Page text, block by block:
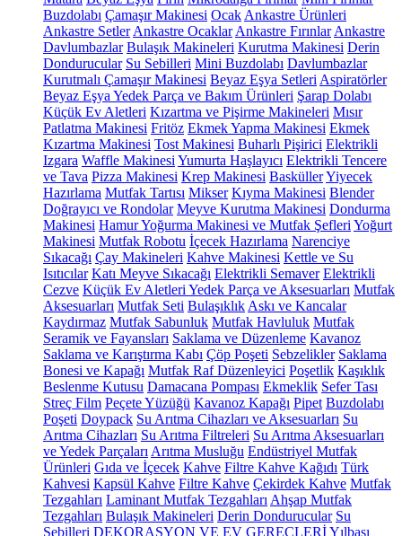
Buzdolabı Çamaşır Makinesi Ocak Ankastre Ürünleri
Ankastre Setler Ankastre Ocaklar Ankastre Fırınlar Ankastre
Davlumbazlar Bulaşık Makineleri Kurutma Makinesi Derin
Dondurucular Su Sebilleri Mini Buzdolabı Davlumbazlar
Kurutmalı Çamaşır Makinesi Beyaz Eşya Setleri Aspiratörler
Beyaz Eşya Yedek Parça ve Bakım Ürünleri Şarap Dolabı
Küçük Ev Aletleri Kızartma ve Pişirme Makineleri Mısır
Patlatma Makinesi Fritöz Ekmek Yapma Makinesi Ekmek
Kızartma Makinesi Tost Makinesi Buharlı Pişirici Elektrikli
Izgara Waffle Makinesi Yumurta Haşlayıcı Elektrikli Tencere
ve Tava Pizza Makinesi Krep Makinesi BasküllerYiyecek
Hazırlama Mutfak Tartısı Mikser Kıyma Makinesi Blender
Doğrayıcı ve Rondolar Meyve Kurutma Makinesi Dondurma
Makinesi Hamur Yoğurma Makinesi ve Mutfak Şefleri Yoğurt
Makinesi Mutfak Robotu İçecek Hazırlama Narenciye
Sıkacağı Çay Makineleri Kahve Makinesi Kettle ve Su
Isıtıcılar Katı Meyve Sıkacağı Elektrikli Semaver Elektrikli
Cezve Küçük Ev Aletleri Yedek Parça ve Aksesuarları Mutfak
Aksesuarları Mutfak Seti Bulaşıklık Askı ve Kancalar
Kaydırmaz Mutfak Sabunluk Mutfak Havluluk Mutfak
Seramik ve Fayansları Saklama ve Düzenleme Kavanoz
Saklama ve Karıştırma Kabı Çöp Poşeti Sebzelikler Saklama
Bonesi ve Kapağı Mutfak Raf Düzenleyici Poşetlik Kaşıklık
Beslenme Kutusu Damacana Pompası Ekmeklik Sefer Tası
Streç Film Peçete Yüzüğü Kavanoz Kapağı Pipet Buzdolabı
Poşeti Doypack Su Arıtma Cihazları ve Aksesuarları Su
Arıtma Cihazları Su Arıtma Filtreleri Su Arıtma Aksesuarları
ve Yedek Parçaları Arıtma Musluğu Endüstriyel Mutfak
Ürünleri Gıda ve İçecek Kahve Filtre Kahve Kağıdı Türk
Kahvesi Kapsül Kahve Filtre Kahve Çekirdek Kahve Mutfak
Tezgahları Laminant Mutfak Tezgahları Ahşap Mutfak
Tezgahları Bulaşık Makineleri Derin Dondurucular Su
Sebilleri DEKORASYON VE EV GEREÇLERİYılbaşı